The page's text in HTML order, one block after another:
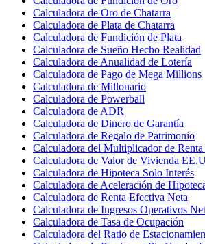
Calculadora de Oro de Chatarra
Calculadora de Plata de Chatarra
Calculadora de Fundición de Plata
Calculadora de Sueño Hecho Realidad
Calculadora de Anualidad de Lotería
Calculadora de Pago de Mega Millions
Calculadora de Millonario
Calculadora de Powerball
Calculadora de ADR
Calculadora de Dinero de Garantía
Calculadora de Regalo de Patrimonio
Calculadora del Multiplicador de Renta
Calculadora de Valor de Vivienda
Calculadora de Hipoteca Solo Interés
Calculadora de Aceleración de
Calculadora de Renta Efectiva Neta
Calculadora de Ingresos Operativos
Calculadora de Tasa de Ocupación
Calculadora del Ratio de